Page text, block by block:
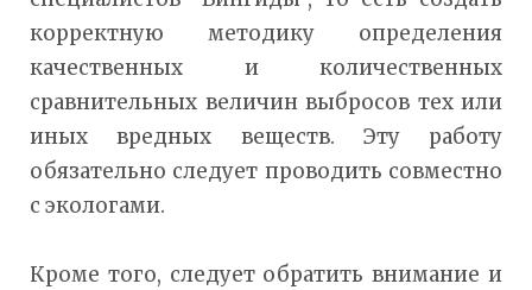
корректную методику определения
качественных и количественных
сравнительных величин выбросов тех или
иных вредных веществ. Эту работу
обязательно следует проводить совместно
с экологами.
Кроме того, следует обратить внимание и